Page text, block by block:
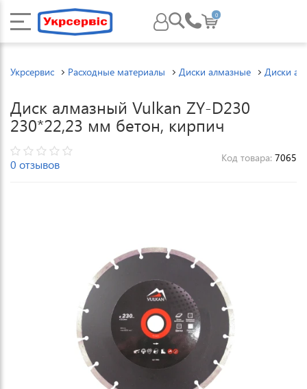
0
Укрсервис Расходные материалы Диски алмазные Диски
Диск алмазный Vulkan ZY-D230
230*22,23 мм бетон, кирпич
0 отзывов Код товара: 7065